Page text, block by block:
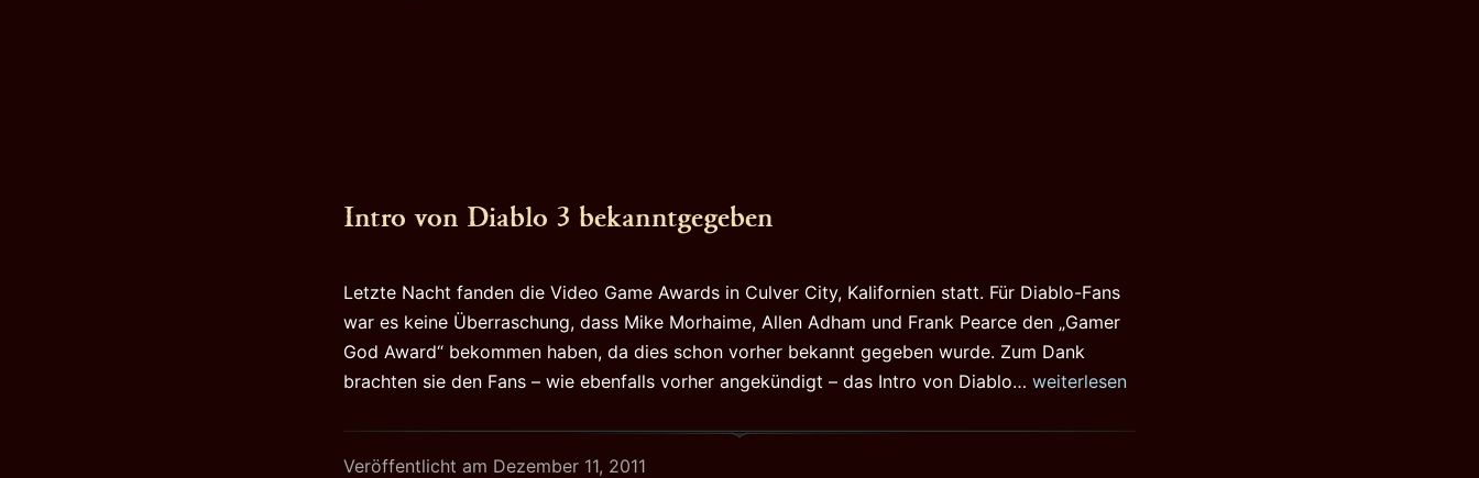
Intro von Diablo 3 bekanntgegeben
Letzte Nacht fanden die Video Game Awards in Culver City, Kalifornien statt. Für Diablo-Fans
war es keine Überraschung, dass Mike Morhaime, Allen Adham und Frank Pearce den „Gamer
God Award“ bekommen haben, da dies schon vorher bekannt gegeben wurde. Zum Dank
brachten sie den Fans – wie ebenfalls vorher angekündigt – das Intro von Diablo… Intro
Diablo
weiterlesen
Veröffentlicht am Dezember 11, 2011